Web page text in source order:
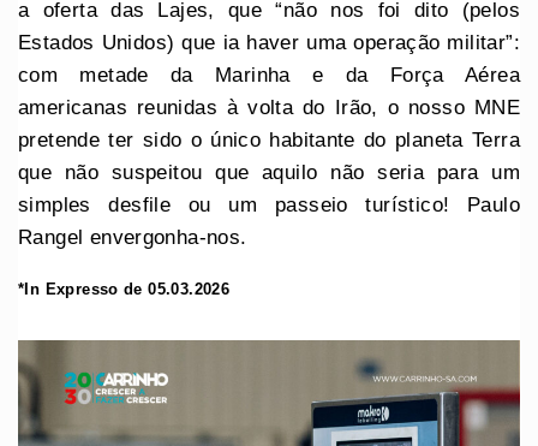
a oferta das Lajes, que “não nos foi dito (pelos
Estados Unidos) que ia haver uma operação militar”:
com metade da Marinha e da Força Aérea
americanas reunidas à volta do Irão, o nosso MNE
pretende ter sido o único habitante do planeta Terra
que não suspeitou que aquilo não seria para um
simples desfile ou um passeio turístico! Paulo
Rangel envergonha-nos.
*In Expresso de 05.03.2026